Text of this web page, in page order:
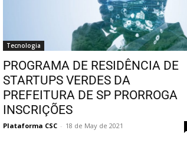
Tecnologia
PROGRAMA DE RESIDÊNCIA DE
STARTUPS VERDES DA
PREFEITURA DE SP PRORROGA
INSCRIÇÕES
Plataforma CSC - 18 de May de 2021